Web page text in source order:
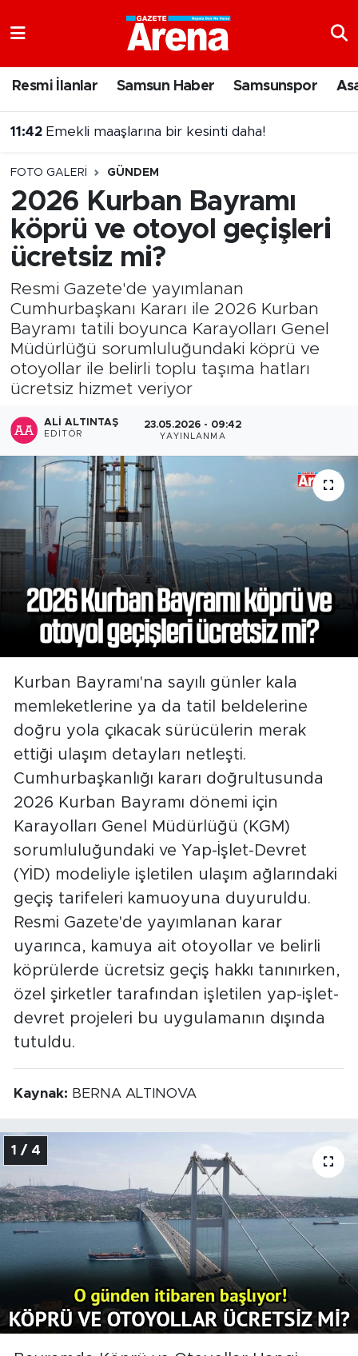
Resmi İlanlar Samsun Haber Samsunspor
11:42 Emekli maaşlarına bir kesinti daha!
FOTO GALERI GÜNDEM
2026 Kurban Bayramı
köprü ve otoyol geçişleri
ücretsiz mi?
Resmi Gazete'de yayımlanan
Cumhurbaşkanı Kararı ile 2026 Kurban
Bayramı tatili boyunca Karayolları Genel
Müdürlüğü sorumluluğundaki köprü ve
otoyollar ile belirli toplu taşıma hatları
ücretsiz hizmet veriyor
ALI ALTINTAŞ
EDITÖR
23.05.2026 - 09:42
YAYINLANMA
Kurban Bayramı'na sayılı günler kala
memleketlerine ya da tatil beldelerine
doğru yola çıkacak sürücülerin merak
ettiği ulaşım detayları netleşti.
Cumhurbaşkanlığı kararı doğrultusunda
2026 Kurban Bayramı dönemi için
Karayolları Genel Müdürlüğü (KGM)
sorumluluğundaki ve Yap-İşlet-Devret
(YİD) modeliyle işletilen ulaşım ağlarındaki
geçiş tarifeleri kamuoyuna duyuruldu.
Resmi Gazete'de yayımlanan karar
uyarınca, kamuya ait otoyollar ve belirli
köprülerde ücretsiz geçiş hakkı tanınırken,
özel şirketler tarafından işletilen yap-işlet-
devret projeleri bu uygulamanın dışında
tutuldu.
Kaynak: BERNA ALTINOVA
1 / 4
Samsun Namaz Vakitleri
Süper Lig Puan Durumu ve Fikstür
Tüm Manşetler
Son Dakika Haberleri
Haber Arşivi